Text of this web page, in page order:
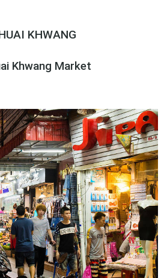
KHWANG
Khwang Market